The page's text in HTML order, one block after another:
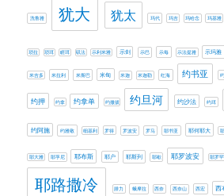
洗鲁雅 犹大 犹太 玛代 玛吉 玛哈念 玛基雅
琐拉 琐珥 睚珥 矶法 示利米雅 示剑 示巴 示每 示法提雅 示玛雅
米吉多 米拉利 米斯巴 米甸 米迦 米迦勒 红海 约书亚
约押 约拿 约拿单 约撒拔 约旦河 约沙法 约珥
约阿施 约雅敬 细基利 罗得 罗波安 罗马 耶书亚 耶何耶大
耶大雅 耶孚尼 耶布斯 耶户 耶斯列 耶歇 耶罗波安 耶罗罕
耶路撒冷 腓力 蛾摩拉 西奈 西奈山 西宏 西